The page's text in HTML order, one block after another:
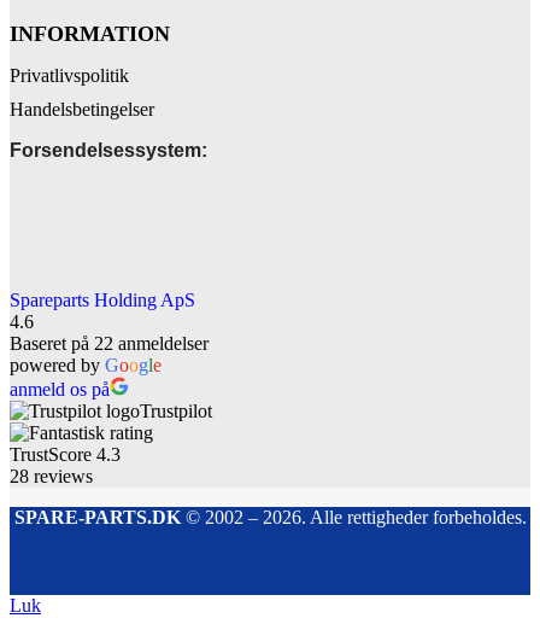
INFORMATION
Privatlivspolitik
Handelsbetingelser
Forsendelsessystem:
Spareparts Holding ApS
4.6
Baseret på 22 anmeldelser
powered by Google
anmeld os på
Trustpilot
TrustScore 4.3
28 reviews
SPARE-PARTS.DK© 2002 – 2026. Alle rettigheder forbeholdes.
Luk